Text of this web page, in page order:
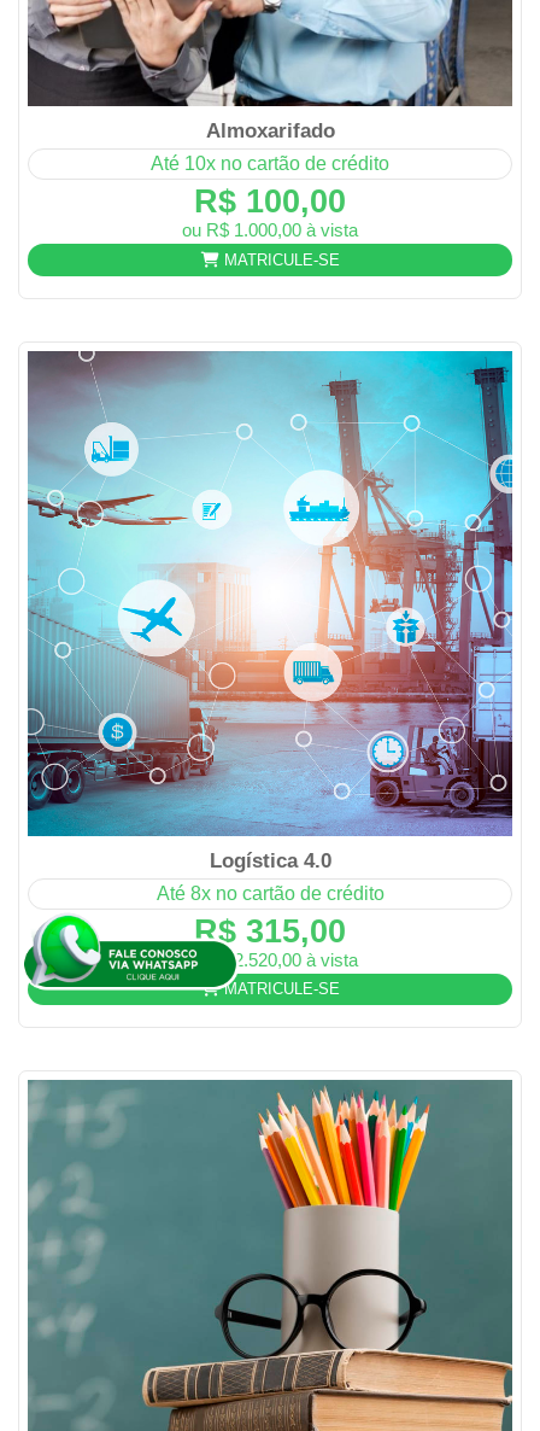
Almoxarifado
Até 10x no cartão de crédito
R$ 100,00
ou R$ 1.000,00 à vista
MATRICULE-SE
Logística 4.0
Até 8x no cartão de crédito
R$ 315,00
ou R$ 2.520,00 à vista
MATRICULE-SE